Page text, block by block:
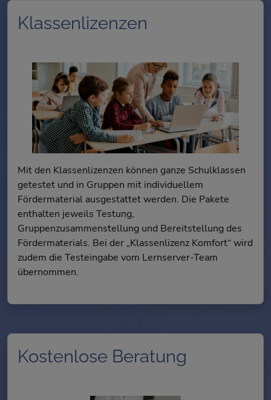
Klassenlizenzen
Mit den Klassenlizenzen können ganze Schulklassen
getestet und in Gruppen mit individuellem
Fördermaterial ausgestattet werden. Die Pakete
enthalten jeweils Testung,
Gruppenzusammenstellung und Bereitstellung des
Fördermaterials. Bei der „Klassenlizenz Komfort“ wird
zudem die Testeingabe vom Lernserver-Team
übernommen.
Kostenlose Beratung